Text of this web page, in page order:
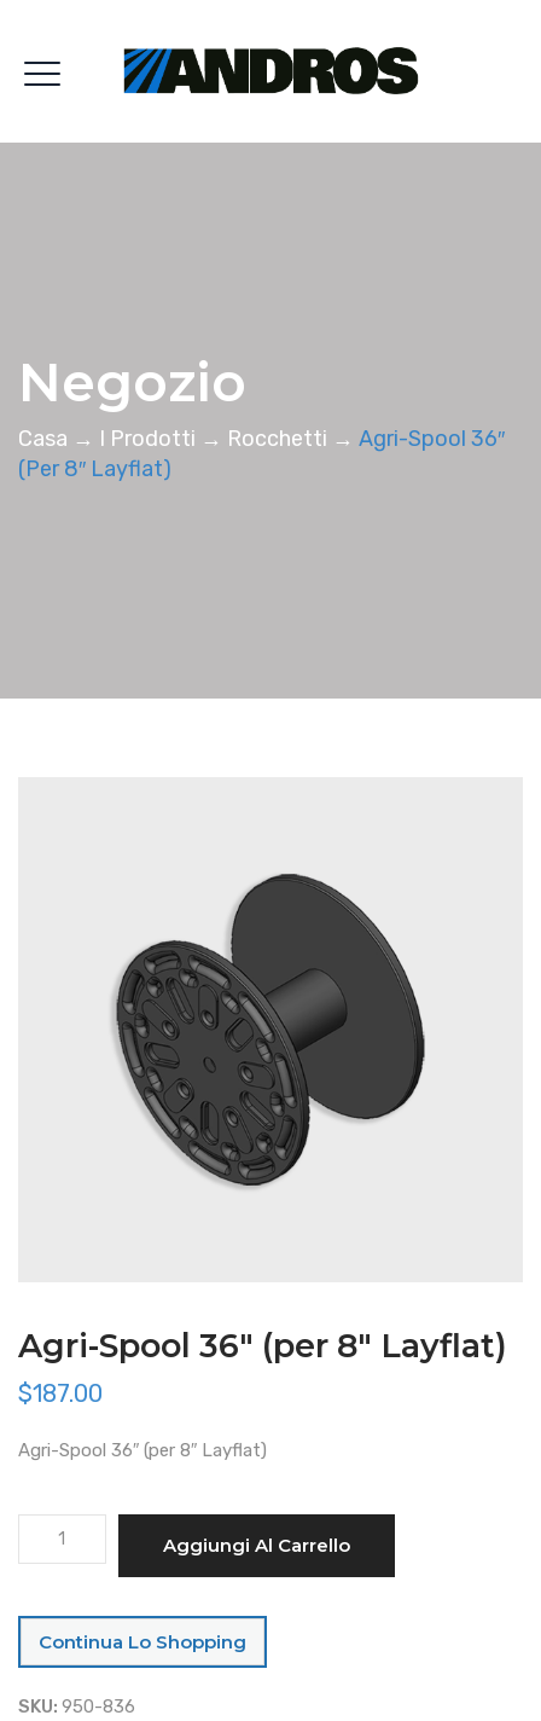
Negozio
Casa → I Prodotti → Rocchetti → Agri-Spool 36″
(per 8″ Layflat)
Agri-Spool 36″ (per 8″ Layflat)
$187.00
Agri-Spool 36″ (per 8″ Layflat)
Agri-
(per
quantità
Aggiungi Al Carrello
Continua Lo Shopping
SKU: 950-836